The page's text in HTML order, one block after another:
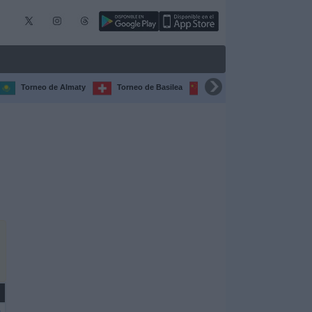
Torneo de Almaty Torneo de Basilea Torneo de Chengdú